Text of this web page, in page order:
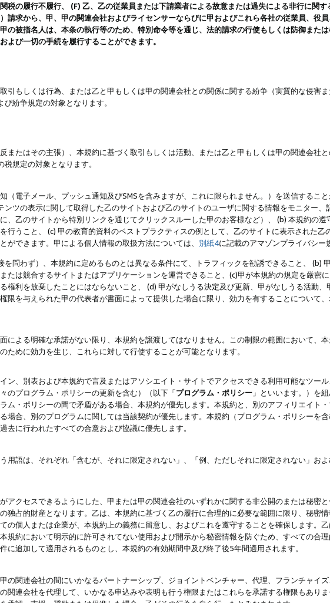
税の履行不履行、 (F) 乙、乙の従業員または下請業者による故意または過失による非行に関
請求から、甲、甲の関連会社およびライセンサーならびに甲およびこれら各社の従業員、役
の被指名人は、本条の執行等のため、特別命令等を通じ、法的請求の行使もしくは防御また
よび一切の手続を履行することができます。
引もしくは行為、または乙と甲もしくは甲の関連会社との関係に関する紛争（実質的な侵害
紛争規定の対象となります。
またはその主張）、本規約に基づく取引もしくは活動、または乙と甲もしくは甲の関連会社
規定の対象となります。
電子メール、プッシュ通知及びSMSを含みますが、これに限られません。）を送信すること
ツの表示に関して取得した乙のサイトおよび乙のサイトのユーザに関する情報をモニター、
、乙のサイトから特別リンクを通じてクリックスルーした甲のお客様など）、 (b) 本規約の遵
行うこと、 (c) 甲の教育的資料のベストプラクティスの例として、乙のサイトに表示された乙
できます。甲による個人情報の取扱方法については、 別紙4に記載のアマゾンプライバシー
問わず）、本規約に定めるものとは異なる条件にて、トラフィックを勧誘できること、 (b)
たは競合するサイトまたはアプリケーションを運営できること、(c)甲が本規約の規定を厳密
権利を放棄したことにはならないこと、 (d) 甲がなしうる決定及び更新、甲がなしうる活動、
限を与えられた甲の代表者が書面によって提供した場合に限り、効力を有することについて
による明確な承諾がない限り、本規約を譲渡してはなりません。この制限の範囲において、
めに効力を生じ、これらに対して行使することが可能となります。
、別表および本規約で言及またはアソシエイト・サイトでアクセスできる利用可能なツール
のプログラム・ポリシーの更新を含む）（以下「プログラム・ポリシー 」といいます。）を
ム・ポリシーの間で矛盾がある場合、本規約が優先します。本規約と、別のアフィリエイト
場合、別のプログラムに関しては当該契約が優先します。本規約（プログラム・ポリシーを
去に行われたすべての合意および協議に優先します。
用語は、それぞれ「含むが、それに限定されない」、「例、ただしそれに限定されない」お
アクセスできるようにした、甲または甲の関連会社のいずれかに関する非公開のまたは秘密
独占的財産となります。乙は、本規約に基づく乙の履行に合理的に必要な範囲に限り、秘密
の個人または企業が、本規約上の義務に留意し、およびこれを遵守することを確保します。
規約において明示的に許可されてない使用および開示から秘密情報を防ぐため、すべての合
追加して適用されるものとし、本規約の有効期間中及び終了後5年間適用されます。
の関連会社の間にいかなるパートナーシップ、ジョイントベンチャー、代理、フランチャイ
関連会社を代理して、いかなる申込みや表明も行う権限またはこれらを承諾する権限もあり